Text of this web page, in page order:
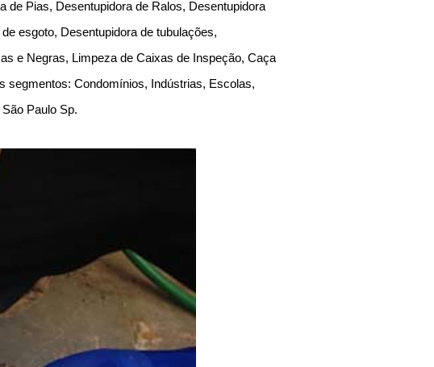
de Pias, Desentupidora de Ralos, Desentupidora
esgoto, Desentupidora de tubulações,
e Negras, Limpeza de Caixas de Inspeção, Caça
segmentos: Condomínios, Indústrias, Escolas,
Paulo Sp.